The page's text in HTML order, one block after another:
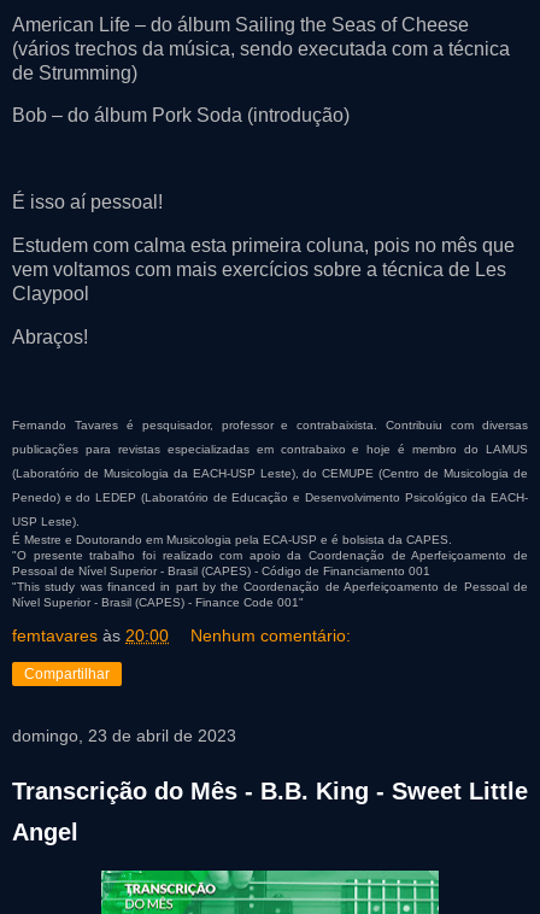
American Life – do álbum Sailing the Seas of Cheese
(vários trechos da música, sendo executada com a técnica
de Strumming)
Bob – do álbum Pork Soda (introdução)
É isso aí pessoal!
Estudem com calma esta primeira coluna, pois no mês que
vem voltamos com mais exercícios sobre a técnica de Les
Claypool
Abraços!
Fernando Tavares é pesquisador, professor e contrabaixista. Contribuiu com diversas
publicações para revistas especializadas em contrabaixo e hoje é membro do LAMUS
(Laboratório de Musicologia da EACH-USP Leste), do CEMUPE (Centro de Musicologia de
Penedo) e do LEDEP (Laboratório de Educação e Desenvolvimento Psicológico da EACH-
USP Leste).
É Mestre e Doutorando em Musicologia pela ECA-USP e é bolsista da CAPES.
"O presente trabalho foi realizado com apoio da Coordenação de Aperfeiçoamento de
Pessoal de Nível Superior - Brasil (CAPES) - Código de Financiamento 001
"This study was financed in part by the Coordenação de Aperfeiçoamento de Pessoal de
Nível Superior - Brasil (CAPES) - Finance Code 001"
femtavares às 20:00 Nenhum comentário:
Compartilhar
domingo, 23 de abril de 2023
Transcrição do Mês - B.B. King - Sweet Little
Angel